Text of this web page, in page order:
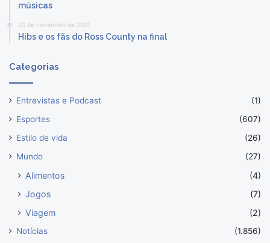
músicas
20 de novembro de 2021
Hibs e os fãs do Ross County na final
Categorias
Entrevistas e Podcast
(1)
Esportes
(607)
Estilo de vida
(26)
Mundo
(27)
Alimentos
(4)
Jogos
(7)
Viagem
(2)
Notícias (1.856)